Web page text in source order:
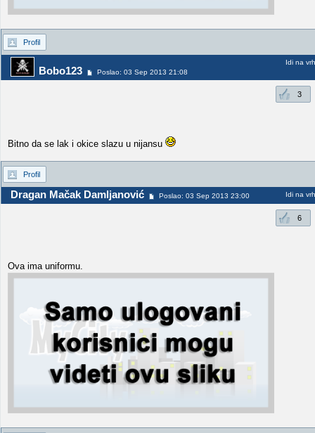
Profil
Bobo123 Poslao: 03 Sep 2013 21:08
Idi na vrh
3
Bitno da se lak i okice slazu u nijansu
Profil
Dragan Mačak Damljanović Poslao: 03 Sep 2013 23:00 Idi na vrh
6
Ova ima uniformu.